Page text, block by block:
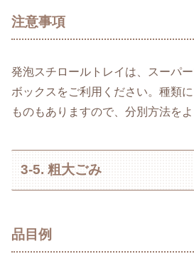
注意事項
発泡スチロールトレイは、スーパ
ボックスをご利用ください。種類
ものもありますので、分別方法を
3-5. 粗大ごみ
品目例